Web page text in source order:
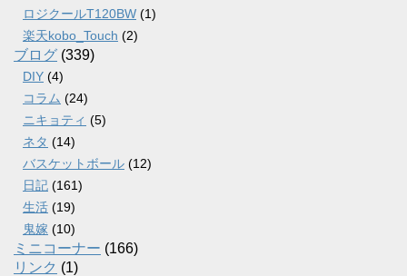
ロジクールT120BW (1)
楽天kobo_Touch (2)
ブログ (339)
DIY (4)
コラム (24)
ニキョティ (5)
ネタ (14)
バスケットボール (12)
日記 (161)
生活 (19)
鬼嫁 (10)
ミニコーナー (166)
リンク (1)